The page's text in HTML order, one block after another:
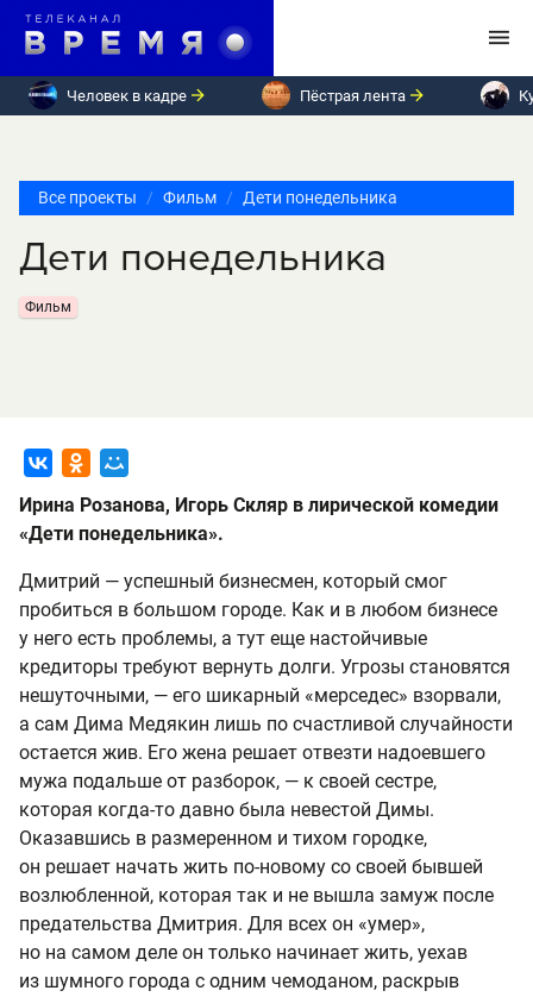
Человек в кадре Пёстрая лента
Все проекты Фильм Дети понедельника
Дети понедельника
Фильм
Ирина Розанова, Игорь Скляр в лирической комедии
«Дети понедельника».
Дмитрий — успешный бизнесмен, который смог
пробиться в большом городе. Как и в любом бизнесе
у него есть проблемы, а тут еще настойчивые
кредиторы требуют вернуть долги. Угрозы становятся
нешуточными, — его шикарный «мерседес» взорвали,
а сам Дима Медякин лишь по счастливой случайности
остается жив. Его жена решает отвезти надоевшего
мужа подальше от разборок, — к своей сестре,
которая когда-то давно была невестой Димы.
Оказавшись в размеренном и тихом городке,
он решает начать жить по-новому со своей бывшей
возлюбленной, которая так и не вышла замуж после
предательства Дмитрия. Для всех он «умер»,
но на самом деле он только начинает жить, уехав
из шумного города с одним чемоданом, раскрыв